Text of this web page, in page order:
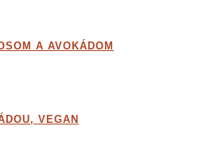
A AVOKÁDOM
VEGAN